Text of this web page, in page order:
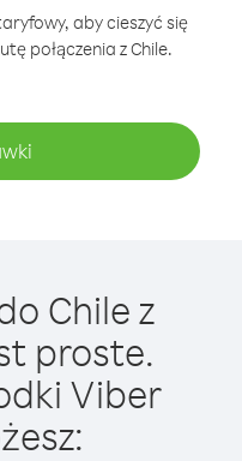
aby cieszyć się
połączenia z Chile.
Chile z
proste.
Viber